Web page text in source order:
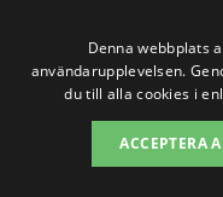
städer
Att hitta hjälp
Denna webbplats
användarupplevelsen.
du till alla cookies i
ACCEPTERA